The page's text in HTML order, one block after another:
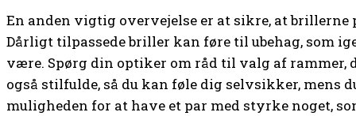
En anden vigtig overvejelse er at sikre, at
Dårligt tilpassede briller kan føre til ubehag, som
være. Spørg din optiker om råd til valg af rammer,
også stilfulde, så du kan føle dig selvsikker, mens
muligheden for at have et par med styrke noget,